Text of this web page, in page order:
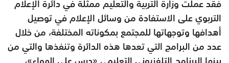
التربوي على الاستفادة من وسائل الإعلام في توصيل
أهدافها وتوجهاتها للمجتمع بمكوناته المختلفة، من خلال
عدد من البرامج التي تعدها هذه الدائرة وتنفذها والتي من